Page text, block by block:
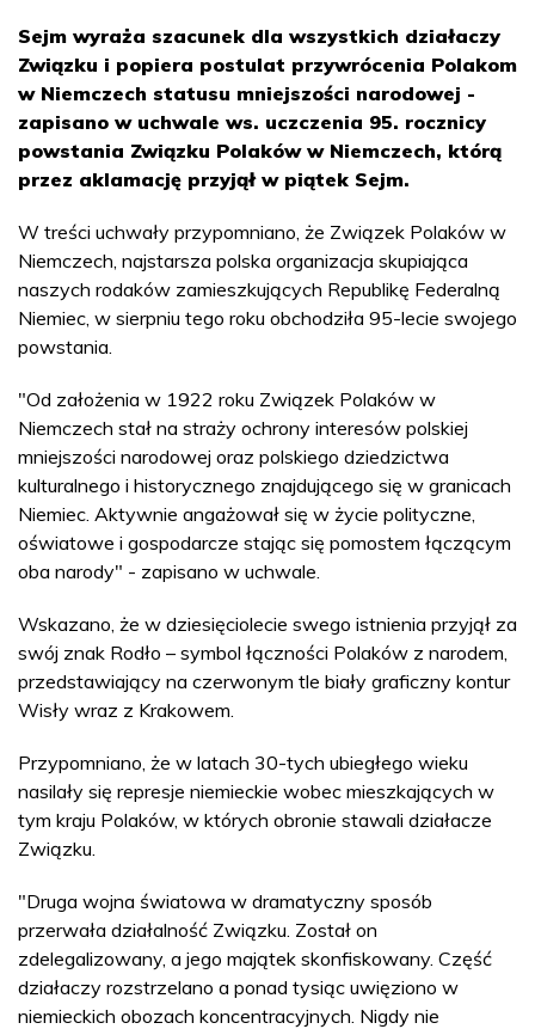
Sejm wyraża szacunek dla wszystkich działaczy
Związku i popiera postulat przywrócenia Polakom
w Niemczech statusu mniejszości narodowej -
zapisano w uchwale ws. uczczenia 95. rocznicy
powstania Związku Polaków w Niemczech, którą
przez aklamację przyjął w piątek Sejm.
W treści uchwały przypomniano, że Związek Polaków w
Niemczech, najstarsza polska organizacja skupiająca
naszych rodaków zamieszkujących Republikę Federalną
Niemiec, w sierpniu tego roku obchodziła 95-lecie swojego
powstania.
"Od założenia w 1922 roku Związek Polaków w
Niemczech stał na straży ochrony interesów polskiej
mniejszości narodowej oraz polskiego dziedzictwa
kulturalnego i historycznego znajdującego się w granicach
Niemiec. Aktywnie angażował się w życie polityczne,
oświatowe i gospodarcze stając się pomostem łączącym
oba narody" - zapisano w uchwale.
Wskazano, że w dziesięciolecie swego istnienia przyjął za
swój znak Rodło – symbol łączności Polaków z narodem,
przedstawiający na czerwonym tle biały graficzny kontur
Wisły wraz z Krakowem.
Przypomniano, że w latach 30-tych ubiegłego wieku
nasilały się represje niemieckie wobec mieszkających w
tym kraju Polaków, w których obronie stawali działacze
Związku.
"Druga wojna światowa w dramatyczny sposób
przerwała działalność Związku. Został on
zdelegalizowany, a jego majątek skonfiskowany. Część
działaczy rozstrzelano a ponad tysiąc uwięziono w
niemieckich obozach koncentracyjnych. Nigdy nie